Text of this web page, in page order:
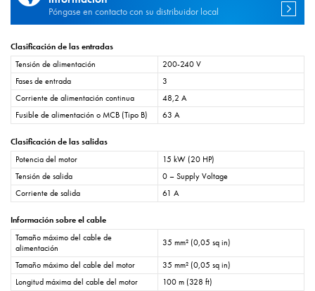
Póngase en contacto con su distribuidor local
Clasificación de las entradas
Tensión de alimentación
200-240 V
Fases de entrada
3
Corriente de alimentación continua
48,2 A
Fusible de alimentación o MCB (Tipo B)
63 A
Clasificación de las salidas
Potencia del motor
15 kW (20 HP)
Tensión de salida
0 – Supply Voltage
Corriente de salida
61 A
Información sobre el cable
Tamaño máximo del cable de
alimentación
35 mm² (0,05 sq in)
Tamaño máximo del cable del motor
35 mm² (0,05 sq in)
Longitud máxima del cable del motor
100 m (328 ft)